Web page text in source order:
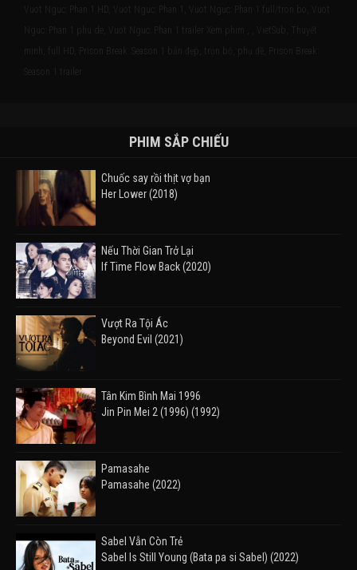
Vuot Nguc: Phan 1 HD, Vuot Nguc: Phan 1, Vuot Nguc: Phan 1 full/tron bo, Vuot
Nguc: Phan 1 phu de, Vuot Nguc: Phan 1 trailer Xem phim , , VietSub, Thuyết
minh, full HD, Prison Break: Season 1 bản đẹp, trọn bộ, phụ đề, Prison Break:
Season 1 trailer
PHIM SẮP CHIẾU
Chuốc say rồi thịt vợ bạn
Her Lower (2018)
Nếu Thời Gian Trở Lại
If Time Flow Back (2020)
Vượt Ra Tội Ác
Beyond Evil (2021)
Tân Kim Bình Mai 1996
Jin Pin Mei 2 (1996) (1992)
Pamasahe
Pamasahe (2022)
Sabel Vẫn Còn Trẻ
Sabel Is Still Young (Bata pa si Sabel) (2022)